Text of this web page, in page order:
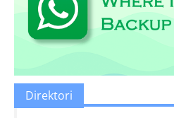
Direktori